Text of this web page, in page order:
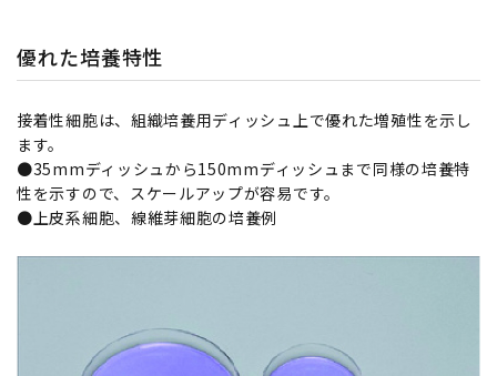
優れた培養特性
接着性細胞は、組織培養用ディッシュ上で優れた増殖性を示し
ます。
●35mmディッシュから150mmディッシュまで同様の培養特
性を示すので、スケールアップが容易です。
●上皮系細胞、線維芽細胞の培養例